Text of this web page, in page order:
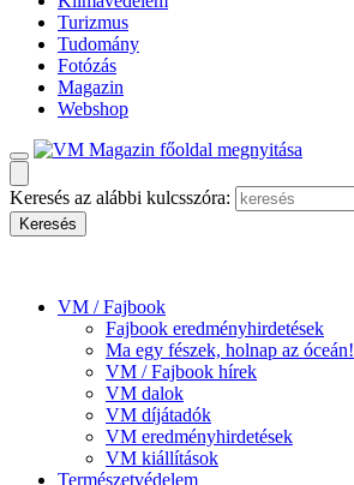
Turizmus
Tudomány
Fotózás
Magazin
Webshop
Keresés az alábbi kulcsszóra:
VM / Fajbook
Fajbook eredményhirdetések
Ma egy fészek, holnap az óceán!
VM / Fajbook hírek
VM dalok
VM díjátadók
VM eredményhirdetések
VM kiállítások
Természetvédelem